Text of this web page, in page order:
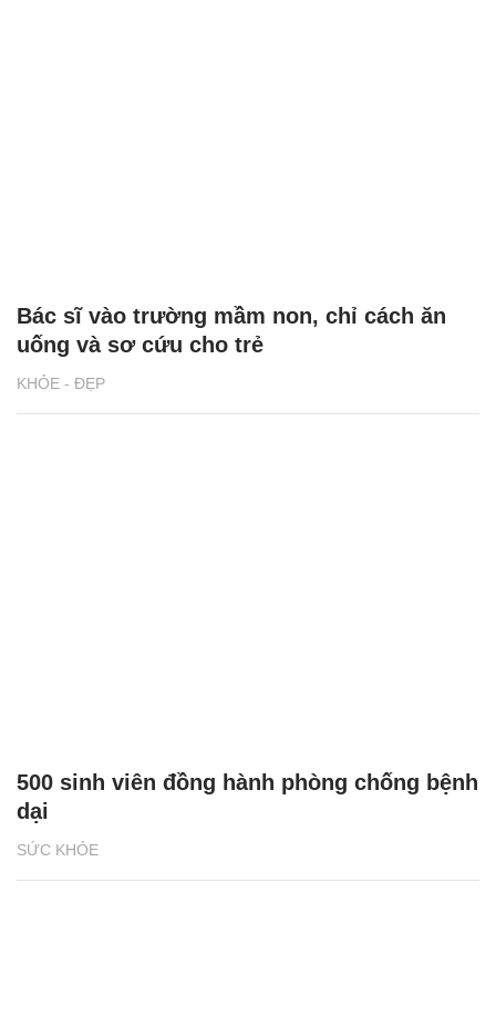
KHỎE - ĐẸP
Bác sĩ vào trường mầm non, chỉ cách ăn
uống và sơ cứu cho trẻ
SỨC KHỎE
500 sinh viên đồng hành phòng chống bệnh
dại